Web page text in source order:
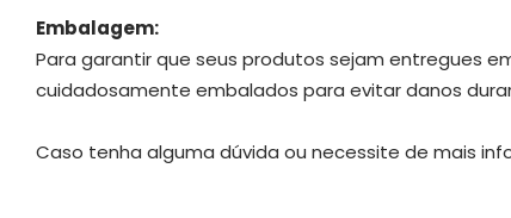
Embalagem:
Para garantir que seus produtos sejam entregues
cuidadosamente embalados para evitar danos
Caso tenha alguma dúvida ou necessite de mais